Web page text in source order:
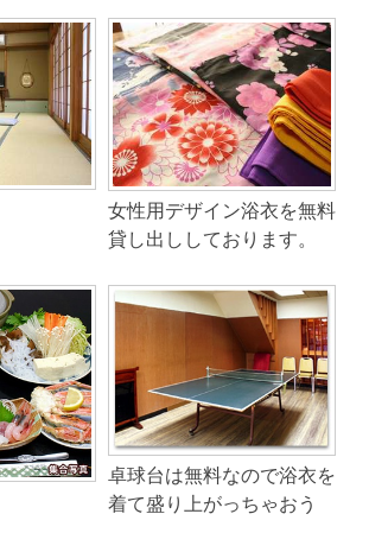
女性用デザイン浴衣を無料
貸し出ししております。
卓球台は無料なので浴衣を
着て盛り上がっちゃおう